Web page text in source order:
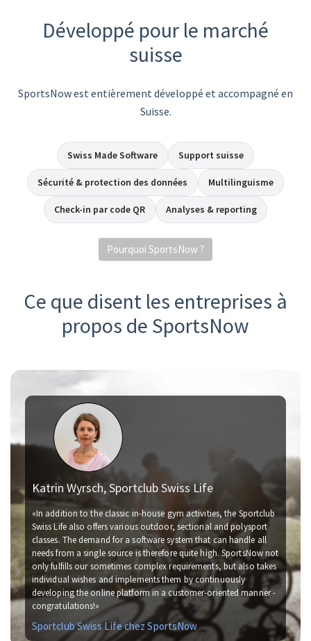
Développé pour le marché
suisse
SportsNow est entièrement développé et accompagné en
Suisse.
Swiss Made Software Support suisse
Sécurité & protection des données Multilinguisme
Check-in par code QR Analyses & reporting
Pourquoi SportsNow ?
Ce que disent les entreprises à
propos de SportsNow
Katrin Wyrsch, Sportclub Swiss Life
«In addition to the classic in-house gym activities, the Sportclub
Swiss Life also offers various outdoor, sectional and polysport
classes. The demand for a software system that can handle all
needs from a single source is therefore quite high. SportsNow not
only fulfills our sometimes complex requirements, but also takes
individual wishes and implements them by continuously
developing the online platform in a customer-oriented manner -
congratulations!»
Sportclub Swiss Life chez SportsNow